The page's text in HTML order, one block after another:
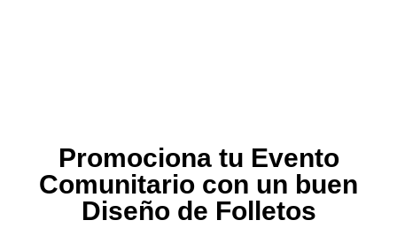
Promociona tu Evento
Comunitario con un buen
Diseño de Folletos